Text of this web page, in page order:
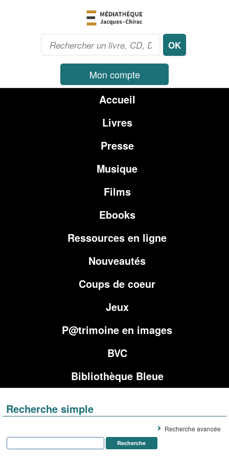
Mon compte
Accueil
Livres
Presse
Musique
Films
Ebooks
Ressources en ligne
Nouveautés
Coups de coeur
Jeux
P@trimoine en images
BVC
Bibliothèque Bleue
Recherche simple
Recherche avancée
Recherche